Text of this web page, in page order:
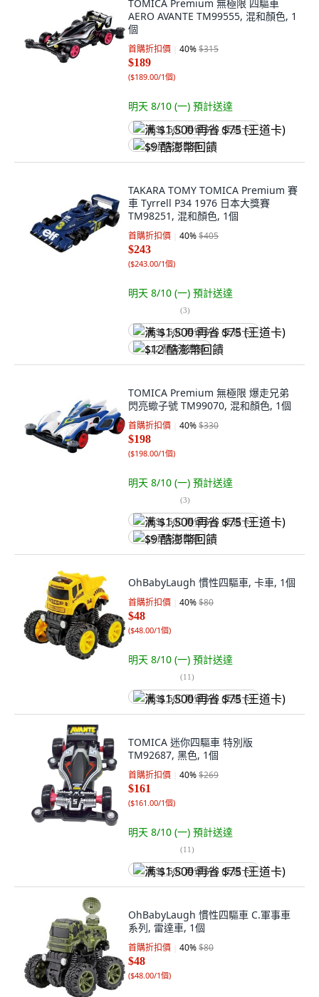
TOMICA Premium 無極限 四驅車
AERO AVANTE TM99555, 混和顏色, 1
個
首購折扣價 40%$315
$189
($189.00/1個)
明天 8/10 (一) 預計送達
满 $1,500 再省 $75 (王道卡)
$9 酷澎幣回饋
TAKARA TOMY TOMICA Premium 賽
車 Tyrrell P34 1976 日本大獎賽
TM98251, 混和顏色, 1個
首購折扣價 40%$405
$243
($243.00/1個)
明天 8/10 (一) 預計送達
(3)
满 $1,500 再省 $75 (王道卡)
$12 酷澎幣回饋
TOMICA Premium 無極限 爆走兄弟
閃亮蠍子號 TM99070, 混和顏色, 1個
首購折扣價 40%$330
$198
($198.00/1個)
明天 8/10 (一) 預計送達
(3)
满 $1,500 再省 $75 (王道卡)
$9 酷澎幣回饋
OhBabyLaugh 慣性四驅車, 卡車, 1個
首購折扣價 40%$80
$48
($48.00/1個)
明天 8/10 (一) 預計送達
(11)
满 $1,500 再省 $75 (王道卡)
TOMICA 迷你四驅車 特別版
TM92687, 黑色, 1個
首購折扣價 40%$269
$161
($161.00/1個)
明天 8/10 (一) 預計送達
(11)
满 $1,500 再省 $75 (王道卡)
OhBabyLaugh 慣性四驅車 C.軍事車
系列, 雷達車, 1個
首購折扣價 40%$80
$48
($48.00/1個)